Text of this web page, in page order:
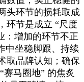
头环节的损耗取成
环节是成立 “尺度
：增加的环节不正
中坐稳脚跟、持续
取品牌认知；确保
马圈地” 的焦炙